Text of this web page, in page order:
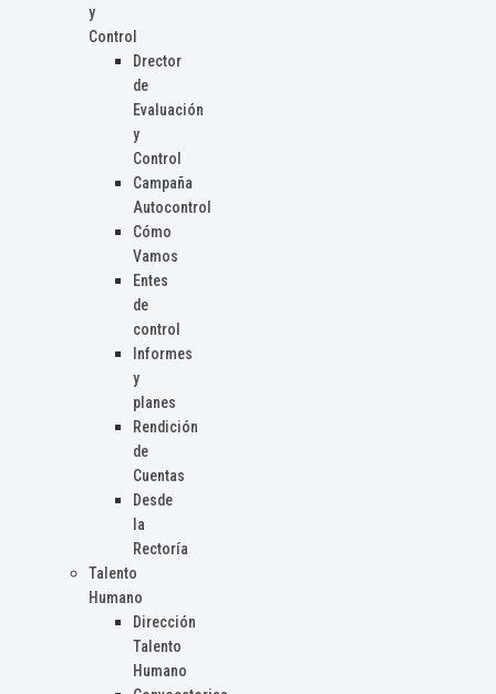
y
Control
Drector
de
Evaluación
y
Control
Campaña
Autocontrol
Cómo
Vamos
Entes
de
control
Informes
y
planes
Rendición
de
Cuentas
Desde
la
Rectoría
Talento
Humano
Dirección
Talento
Humano